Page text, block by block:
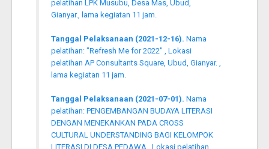
pelatihan LPK Musubu, Desa Mas, Ubud,
Gianyar., lama kegiatan 11 jam.
Tanggal Pelaksanaan (2021-12-16). Nama
pelatihan: "Refresh Me for 2022" , Lokasi
pelatihan AP Consultants Square, Ubud, Gianyar. ,
lama kegiatan 11 jam.
Tanggal Pelaksanaan (2021-07-01). Nama
pelatihan: PENGEMBANGAN BUDAYA LITERASI
DENGAN MENEKANKAN PADA CROSS
CULTURAL UNDERSTANDING BAGI KELOMPOK
LITERASI DI DESA PEDAWA , Lokasi pelatihan